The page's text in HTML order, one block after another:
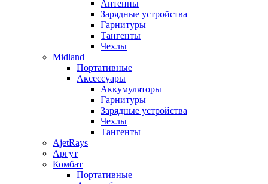
Антенны
Зарядные устройства
Гарнитуры
Тангенты
Чехлы
Midland
Портативные
Аксессуары
Аккумуляторы
Гарнитуры
Зарядные устройства
Чехлы
Тангенты
AjetRays
Аргут
Комбат
Портативные